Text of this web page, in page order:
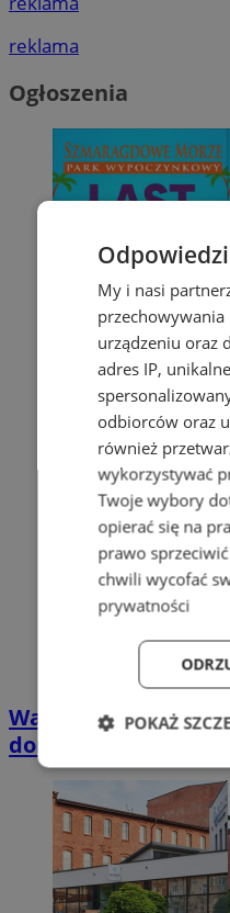
reklama
Ogłoszenia
Wakacyjny
domkach
My i nasi
urządzeniu oraz
adres IP,
odbiorców oraz
również
wykorzystywać
Twoje wybory
opierać się na
prawo
chwili wycofać
prywatności
POKAŻ
Niezbędne